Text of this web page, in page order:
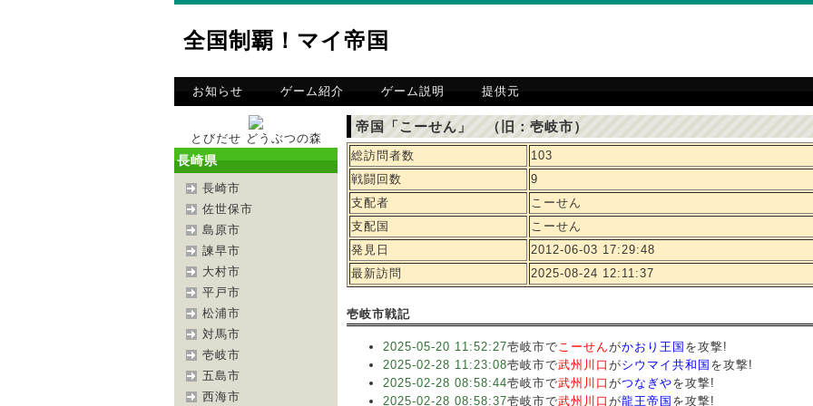
全国制覇！マイ帝国
お知らせ ゲーム紹介 ゲーム説明 提供元
とびだせ どうぶつの森
長崎県
長崎市
佐世保市
島原市
諫早市
大村市
平戸市
松浦市
対馬市
壱岐市
五島市
西海市
帝国「こーせん」 （旧：壱岐市）
総訪問者数
103
戦闘回数
9
支配者
こーせん
支配国
こーせん
発見日
2012-06-03 17:29:48
最新訪問
2025-08-24 12:11:37
壱岐市戦記
2025-05-20 11:52:27壱岐市でこーせんがかおり王国 を攻撃!
2025-02-28 11:23:08壱岐市で武州川口 がシウマイ共和国 を攻撃!
2025-02-28 08:58:44壱岐市で武州川口 がつなぎやを攻撃!
2025-02-28 08:58:37壱岐市で武州川口 が龍王帝国 を攻撃!